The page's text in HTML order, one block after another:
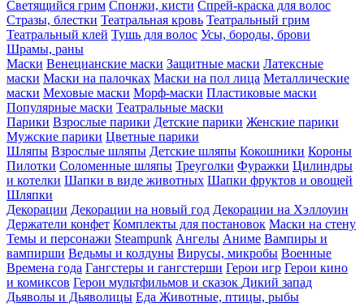
Светящийся грим Спонжи, кисти Спрей-краска для волос
Стразы, блестки Театральная кровь Театральный грим
Театральный клей Тушь для волос Усы, бороды, брови
Шрамы, раны
Маски Венецианские маски Защитные маски Латексные
маски Маски на палочках Маски на пол лица Металлические
маски Меховые маски Морф-маски Пластиковые маски
Популярные маски Театральные маски
Парики Взрослые парики Детские парики Женские парики
Мужские парики Цветные парики
Шляпы Взрослые шляпы Детские шляпы Кокошники Короны
Пилотки Соломенные шляпы Треуголки Фуражки Цилиндры
и котелки Шапки в виде животных Шапки фруктов и овощей
Шляпки
Декорации Декорации на новый год Декорации на Хэллоуин
Держатели конфет Комплекты для постановок Маски на стену
Темы и персонажи Steampunk Ангелы Аниме Вампиры и
вампирши Ведьмы и колдуны Вирусы, микробы Военные
Времена года Гангстеры и гангстерши Герои игр Герои кино
и комиксов Герои мультфильмов и сказок Дикий запад
Дьяволы и Дьяволицы Еда Животные, птицы, рыбы